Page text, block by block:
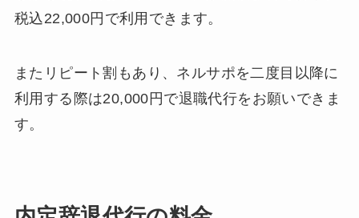
税込22,000円で利用できます。
またリピート割もあり、ネルサポを二度目以降に
利用する際は20,000円で退職代行をお願いできま
す。